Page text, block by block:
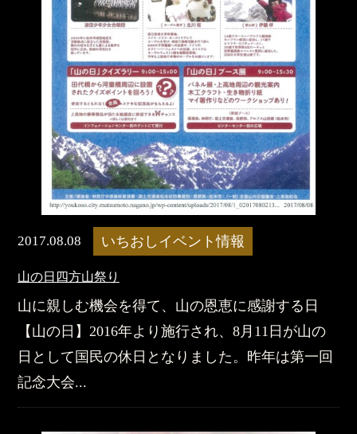
2017.08.08 いちおしイベント情報
山の日四方山祭り
山に親しむ機会を得て、山の恩恵に感謝する日
【山の日】2016年より施行され、8月11日が山の
日として国民の休日となりました。昨年は第一回
記念大会...